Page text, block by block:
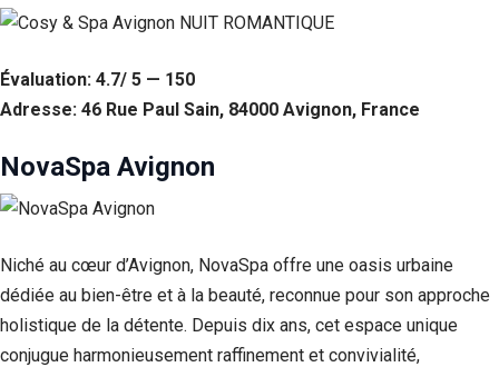
Évaluation: 4.7/ 5 — 150
Adresse: 46 Rue Paul Sain, 84000 Avignon, France
NovaSpa Avignon
Niché au cœur d’Avignon, NovaSpa offre une oasis urbaine
dédiée au bien-être et à la beauté, reconnue pour son approche
holistique de la détente. Depuis dix ans, cet espace unique
conjugue harmonieusement raffinement et convivialité,